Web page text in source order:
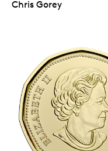
Chris Gorey